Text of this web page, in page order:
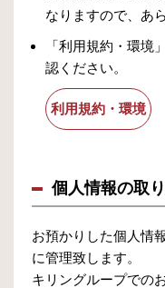
なりますので、あ
「利用規約・環境
認ください。
利用規約・環境
個人情報の取
お預かりした個人情
に管理致します。
キリングループでの